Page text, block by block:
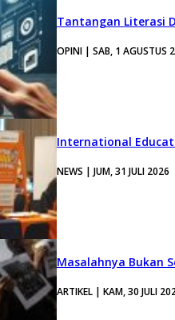
Tantangan Literasi
OPINI | SAB, 1 AGUSTUS
International
NEWS | JUM, 31 JULI 2026
Masalahnya Bukan
ARTIKEL | KAM, 30 JULI